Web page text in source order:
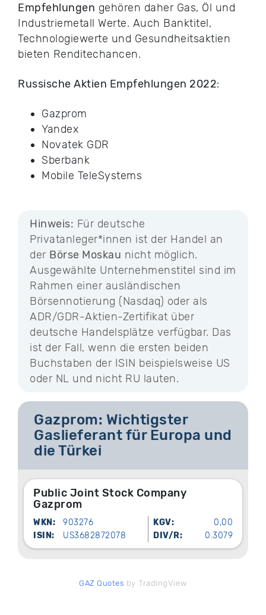
Empfehlungen gehören daher Gas, Öl und
Industriemetall Werte. Auch Banktitel,
Technologiewerte und Gesundheitsaktien
bieten Renditechancen.
Russische Aktien Empfehlungen 2022:
Gazprom
Yandex
Novatek GDR
Sberbank
Mobile TeleSystems
Hinweis: Für deutsche
Privatanleger*innen ist der Handel an
der Börse Moskau nicht möglich.
Ausgewählte Unternehmenstitel sind im
Rahmen einer ausländischen
Börsennotierung (Nasdaq) oder als
ADR/GDR-Aktien-Zertifikat über
deutsche Handelsplätze verfügbar. Das
ist der Fall, wenn die ersten beiden
Buchstaben der ISIN beispielsweise US
oder NL und nicht RU lauten.
Gazprom: Wichtigster
Gaslieferant für Europa und
die Türkei
Public Joint Stock Company
Gazprom
WKN: 903276 KGV:
0,00
ISIN:
US3682872078 DIV/R: 0.3079
GAZ Quotes by TradingView